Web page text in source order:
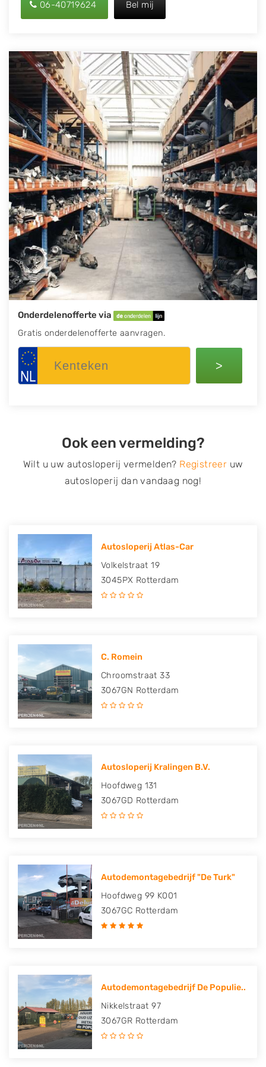
06-40719624 Bel mij
Onderdelenofferte via
Gratis onderdelenofferte aanvragen.
>
Ook een vermelding?
Wilt u uw autosloperij vermelden? Registreer uw
autosloperij dan vandaag nog!
Autosloperij Atlas-Car
Volkelstraat 19
3045PX Rotterdam
C. Romein
Chroomstraat 33
3067GN Rotterdam
Autosloperij Kralingen B.V.
Hoofdweg 131
3067GD Rotterdam
Autodemontagebedrijf "De Turk"
Hoofdweg 99 K001
3067GC Rotterdam
Autodemontagebedrijf De Populie..
Nikkelstraat 97
3067GR Rotterdam